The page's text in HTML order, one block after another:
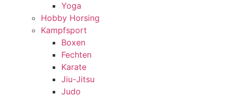
Yoga
Hobby Horsing
Kampfsport
Boxen
Fechten
Karate
Jiu-Jitsu
Judo